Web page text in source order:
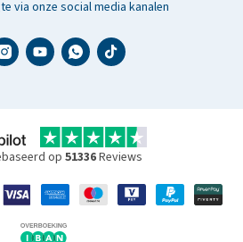
via onze social media kanalen
op 51336Reviews